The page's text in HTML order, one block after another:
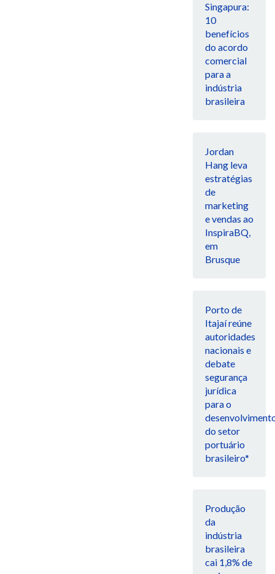
Singapura:
10
benefícios
do acordo
comercial
para a
indústria
brasileira
Jordan
Hang leva
estratégias
de
marketing
e vendas ao
InspiraBQ,
em
Brusque
Porto de
Itajaí reúne
autoridades
nacionais e
debate
segurança
jurídica
para o
do setor
portuário
brasileiro*
Produção
da
indústria
brasileira
cai 1,8% de